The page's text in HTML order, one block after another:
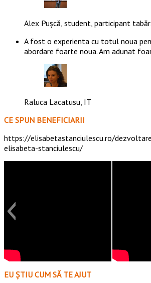
Alex Pușcă, student, participant
A fost o experienta cu totul noua
abordare foarte noua. Am adunat
Raluca Lacatusu, IT
CE SPUN BENEFICIARII
https://elisabetastanciulescu.ro/
elisabeta-stanciulescu/
EU ȘTIU CUM SĂ TE AJUT